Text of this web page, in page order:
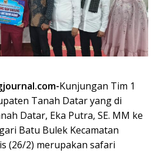
Kunjungan Tim 1
Tanah Datar yang di
Datar, Eka Putra, SE. MM ke
Batu Bulek Kecamatan
(26/2) merupakan safari